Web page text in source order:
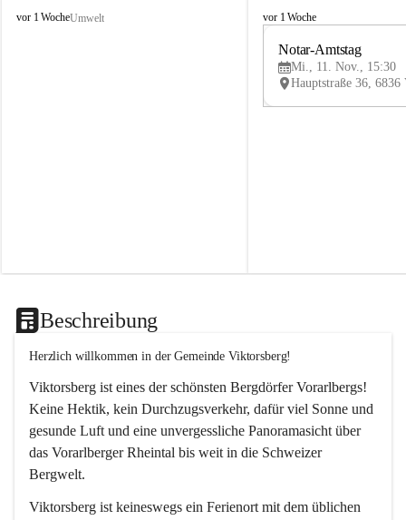
V
vor 1 WocheUmwelt
V
vor 1 Woche
Notar-Amtstag
Mi., 11. Nov., 15:30
Beschreibung
Herzlich willkommen in der Gemeinde Viktorsberg!
Viktorsberg ist eines der schönsten Bergdörfer Vorarlbergs!
Keine Hektik, kein Durchzugsverkehr, dafür viel Sonne und
gesunde Luft und eine unvergessliche Panoramasicht über
das Vorarlberger Rheintal bis weit in die Schweizer
Bergwelt.
Viktorsberg ist keineswegs ein Ferienort mit dem üblichen